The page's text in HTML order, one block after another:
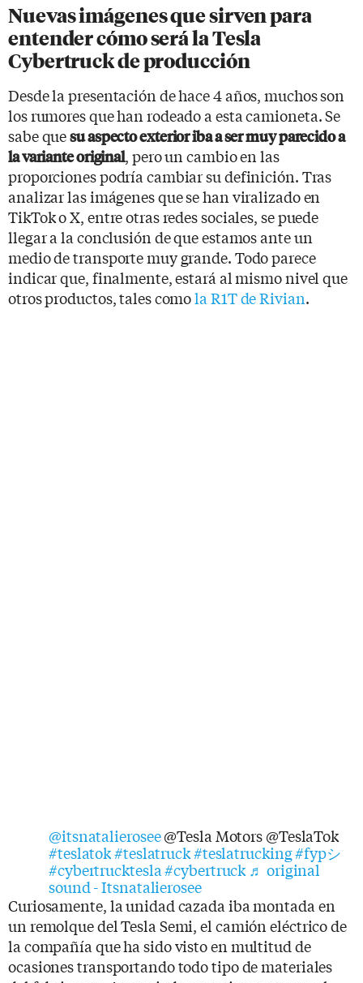
Nuevas imágenes que sirven para
entender cómo será la Tesla
Cybertruck de producción
Desde la presentación de hace 4 años, muchos son
los rumores que han rodeado a esta camioneta. Se
sabe quesu aspecto exterior iba a ser muy parecido a
la variante original, pero un cambio en las
proporciones podría cambiar su definición. Tras
analizar las imágenes que se han viralizado en
TikTok o X, entre otras redes sociales, se puede
llegar a la conclusión de que estamos ante un
medio de transporte muy grande. Todo parece
indicar que, finalmente, estará al mismo nivel que
otros productos, tales comola R1T de Rivian.
@itsnatalierosee@Tesla Motors @TeslaTok
#teslatok#teslatruck#teslatrucking#fypシ
#cybertrucktesla #cybertruck ♬ original
sound - Itsnatalierosee
Curiosamente, la unidad cazada iba montada en
un remolque del Tesla Semi, el camión eléctrico de
la compañía que ha sido visto en multitud de
ocasiones transportando todo tipo de materiales